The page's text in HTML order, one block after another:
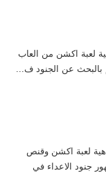
لعبة اكشن من العاب
بالبحث عن الجنود ف...
هية لعبة اكشن وقنص
جنود الاعداء في